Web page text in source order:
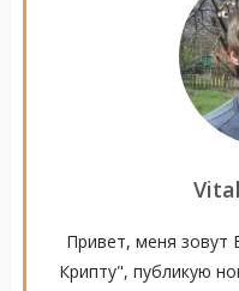
Привет, меня зовут
Крипту", публикую